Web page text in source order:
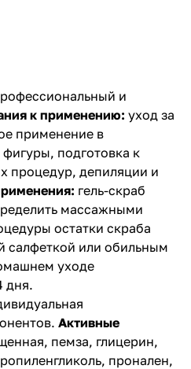
и
к применению: уход за
применение в
подготовка к
процедур, депиляции и
гель-скраб
массажными
остатки скраба
салфеткой или обильным
уходе
дня.
Активные
пемза, глицерин,
пронален,